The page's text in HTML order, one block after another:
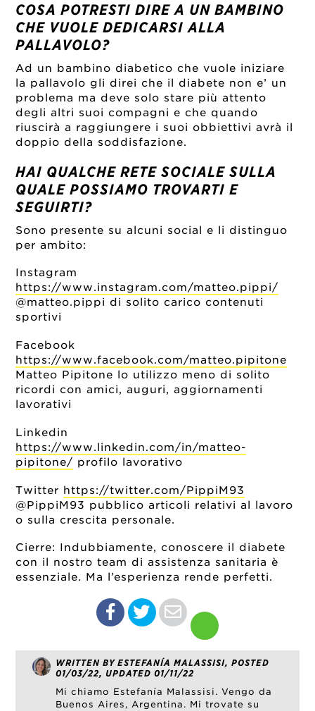
COSA POTRESTI DIRE A UN BAMBINO
CHE VUOLE DEDICARSI ALLA
PALLAVOLO?
Ad un bambino diabetico che vuole iniziare
la pallavolo gli direi che il diabete non e’ un
problema ma deve solo stare più attento
degli altri suoi compagni e che quando
riuscirà a raggiungere i suoi obbiettivi avrà il
doppio della soddisfazione.
HAI QUALCHE RETE SOCIALE SULLA
QUALE POSSIAMO TROVARTI E
SEGUIRTI?
Sono presente su alcuni social e li distinguo
per ambito:
Instagram
https://www.instagram.com/matteo.pippi/
@matteo.pippi di solito carico contenuti
sportivi
Facebook
https://www.facebook.com/matteo.pipitone
Matteo Pipitone lo utilizzo meno di solito
ricordi con amici, auguri, aggiornamenti
lavorativi
Linkedin
https://www.linkedin.com/in/matteo-
pipitone/ profilo lavorativo
Twitter https://twitter.com/PippiM93
@PippiM93 pubblico articoli relativi al lavoro
o sulla crescita personale.
Cierre: Indubbiamente, conoscere il diabete
con il nostro team di assistenza sanitaria è
essenziale. Ma l’esperienza rende perfetti.
WRITTEN BY ESTEFANÍA MALASSISI, POSTED
01/03/22, UPDATED 01/11/22
Mi chiamo Estefanía Malassisi. Vengo da
Buenos Aires, Argentina. Mi trovate su